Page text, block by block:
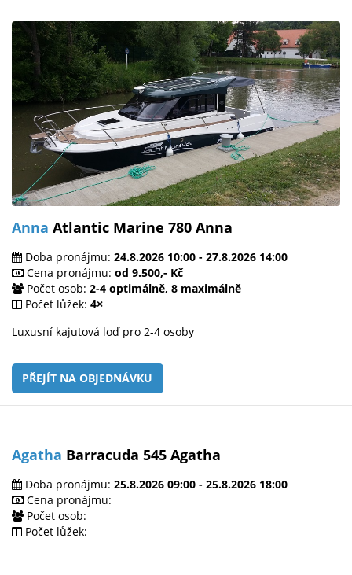
Anna Atlantic Marine 780 Anna
Doba pronájmu: 24.8.2026 10:00 - 27.8.2026 14:00
Cena pronájmu: od 9.500,- Kč
Počet osob: 2-4 optimálně, 8 maximálně
Počet lůžek: 4×
Luxusní kajutová loď pro 2-4 osoby
PŘEJÍT NA OBJEDNÁVKU
Agatha Barracuda 545 Agatha
Doba pronájmu: 25.8.2026 09:00 - 25.8.2026 18:00
Cena pronájmu:
Počet osob:
Počet lůžek: